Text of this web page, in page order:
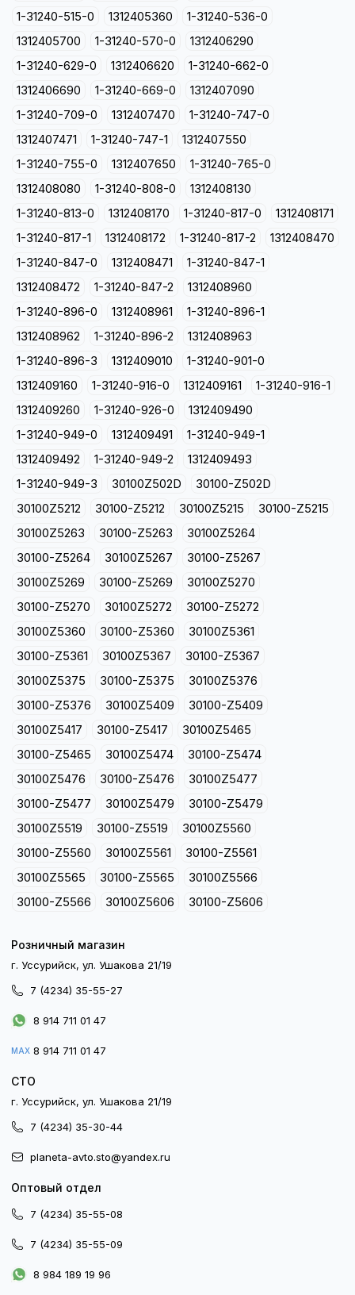
1-31240-515-0
1312405360
1-31240-536-0
1312405700
1-31240-570-0
1312406290
1-31240-629-0
1312406620
1-31240-662-0
1312406690
1-31240-669-0
1312407090
1-31240-709-0
1312407470
1-31240-747-0
1312407471
1-31240-747-1
1312407550
1-31240-755-0
1312407650
1-31240-765-0
1312408080
1-31240-808-0
1312408130
1-31240-813-0
1312408170 1-31240-817-0
1312408171
1-31240-817-1
1312408172 1-31240-817-2
1312408470
1-31240-847-0
1312408471
1-31240-847-1
1312408472
1-31240-847-2
1312408960
1-31240-896-0
1312408961
1-31240-896-1
1312408962
1-31240-896-2
1312408963
1-31240-896-3
1312409010
1-31240-901-0
1312409160
1-31240-916-0 1312409161
1-31240-916-1
1312409260
1-31240-926-0
1312409490
1-31240-949-0
1312409491
1-31240-949-1
1312409492
1-31240-949-2
1312409493
1-31240-949-3
30100Z502D
30100-Z502D
30100Z5212
30100-Z5212 30100Z5215
30100-Z5215
30100Z5263
30100-Z5263
30100Z5264
30100-Z5264
30100Z5267
30100-Z5267
30100Z5269
30100-Z5269
30100Z5270
30100-Z5270
30100Z5272
30100-Z5272
30100Z5360
30100-Z5360
30100Z5361
30100-Z5361
30100Z5367
30100-Z5367
30100Z5375
30100-Z5375
30100Z5376
30100-Z5376
30100Z5409
30100-Z5409
30100Z5417
30100-Z5417
30100Z5465
30100-Z5465
30100Z5474
30100-Z5474
30100Z5476
30100-Z5476
30100Z5477
30100-Z5477
30100Z5479
30100-Z5479
30100Z5519
30100-Z5519
30100Z5560
30100-Z5560
30100Z5561
30100-Z5561
30100Z5565
30100-Z5565
30100Z5566
30100-Z5566
30100Z5606 30100-Z5606
Розничный магазин
г. Уссурийск, ул. Ушакова 21/19
7 (4234) 35-55-27
8 914 711 01 47
MAX 8 914 711 01 47
СТО
г. Уссурийск, ул. Ушакова 21/19
7 (4234) 35-30-44
planeta-avto.sto@yandex.ru
Оптовый отдел
7 (4234) 35-55-08
7 (4234) 35-55-09
8 984 189 19 96